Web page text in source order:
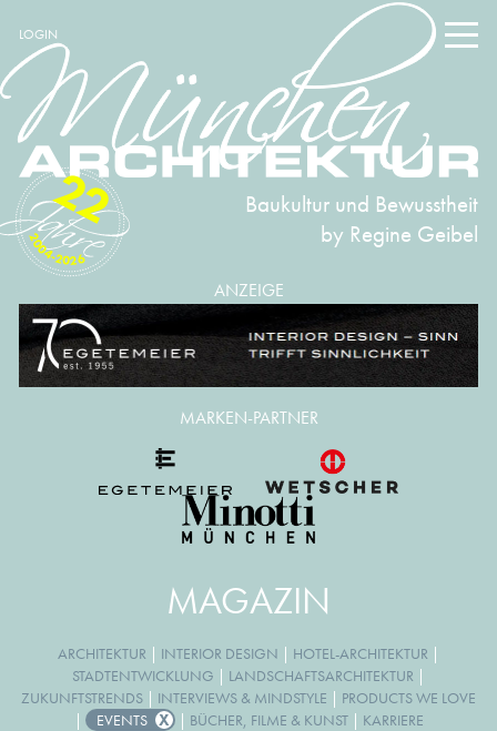
LOGIN
Baukultur und Bewusstheit
by Regine Geibel
2004-2026
22
ANZEIGE
MAGAZIN
ARCHITEKTUR | INTERIOR DESIGN | HOTEL-ARCHITEKTUR |
STADTENTWICKLUNG | LANDSCHAFTSARCHITEKTUR |
ZUKUNFTSTRENDS | INTERVIEWS & MINDSTYLE | PRODUCTS WE LOVE
|
EVENTS | BÜCHER, FILME & KUNST| KARRIERE